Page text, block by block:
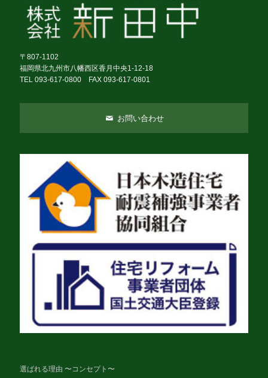
〒807-1102
福岡県北九州市八幡西区香月中央1-12-18
TEL 093-617-0800 FAX 093-617-0801
お問い合わせ
選ばれる理由 〜コンセプト〜